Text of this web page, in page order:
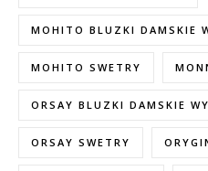
MOHITO BLUZKI DAMSKIE
MOHITO SWETRY
ORSAY BLUZKI DAMSKIE
ORSAY SWETRY